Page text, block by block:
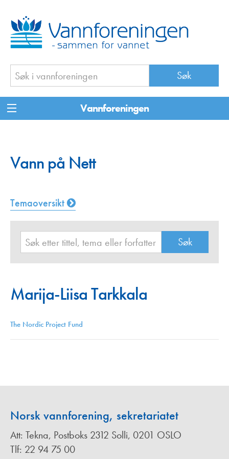
Vannforeningen
Vann på Nett
Temaoversikt
Marija-Liisa Tarkkala
The Nordic Project Fund
Norsk vannforening, sekretariatet
Att: Tekna, Postboks 2312 Solli, 0201 OSLO
Tlf: 22 94 75 00